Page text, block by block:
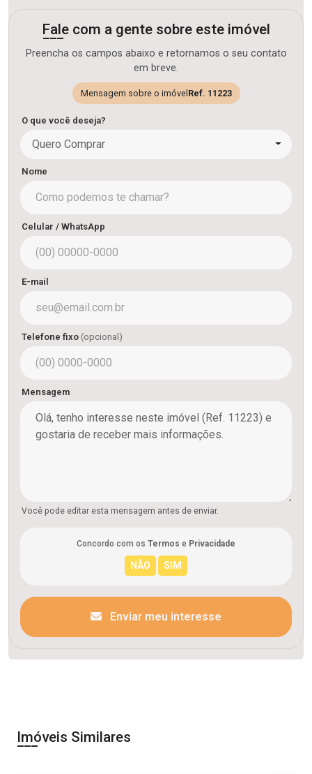
Fale com a gente sobre este imóvel
Preencha os campos abaixo e retornamos o seu contato
em breve.
Mensagem sobre o imóvelRef. 11223
O que você deseja?
Quero Comprar
Nome
Celular / WhatsApp
E-mail
Telefone fixo (opcional)
Mensagem
Você pode editar esta mensagem antes de enviar.
Concordo com os Termos e Privacidade
Enviar meu interesse
Imóveis Similares